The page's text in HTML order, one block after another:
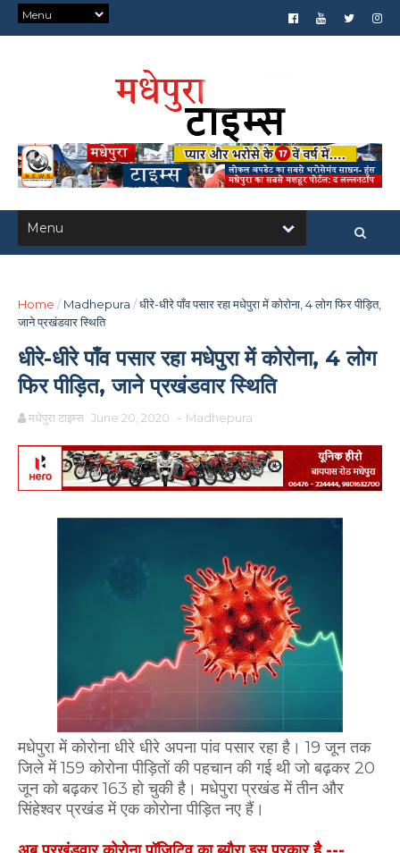
Home / Madhepura /धीरे-धीरे पाँव पसार रहा मधेपुरा में कोरोना, 4 लोग फिर पीड़ित,
जाने प्रखंडवार स्थिति
धीरे-धीरे पाँव पसार रहा मधेपुरा में कोरोना, 4 लोग
फिर पीड़ित, जाने प्रखंडवार स्थिति
मधेपुरा टाइम्स June 20, 2020 - Madhepura
मधेपुरा में कोरोना धीरे धीरे अपना पांव पसार रहा है। 19 जून तक
जिले में 159 कोरोना पीड़ितों की पहचान की गई थी जो बढ़कर 20
जून को बढ़कर 163 हो चुकी है। मधेपुरा प्रखंड में तीन और
सिंहेश्वर प्रखंड में एक कोरोना पीड़ित नए हैं।